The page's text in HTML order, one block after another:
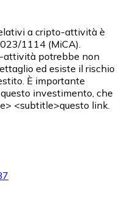
a cripto-attività è
1114 (MiCA).
attività potrebbe non
ed esiste il rischio
È importante
investimento, che
<subtitle>questo link.